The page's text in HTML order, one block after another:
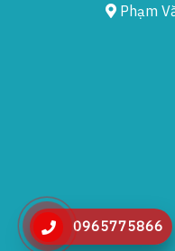
Phạm
0965775866